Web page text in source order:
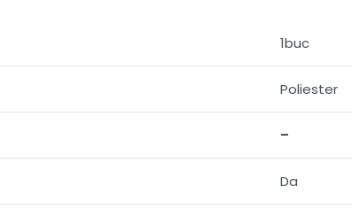
1buc
Poliester
–
Da